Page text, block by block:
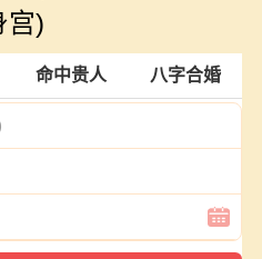
宫)
命中贵人 八字合婚